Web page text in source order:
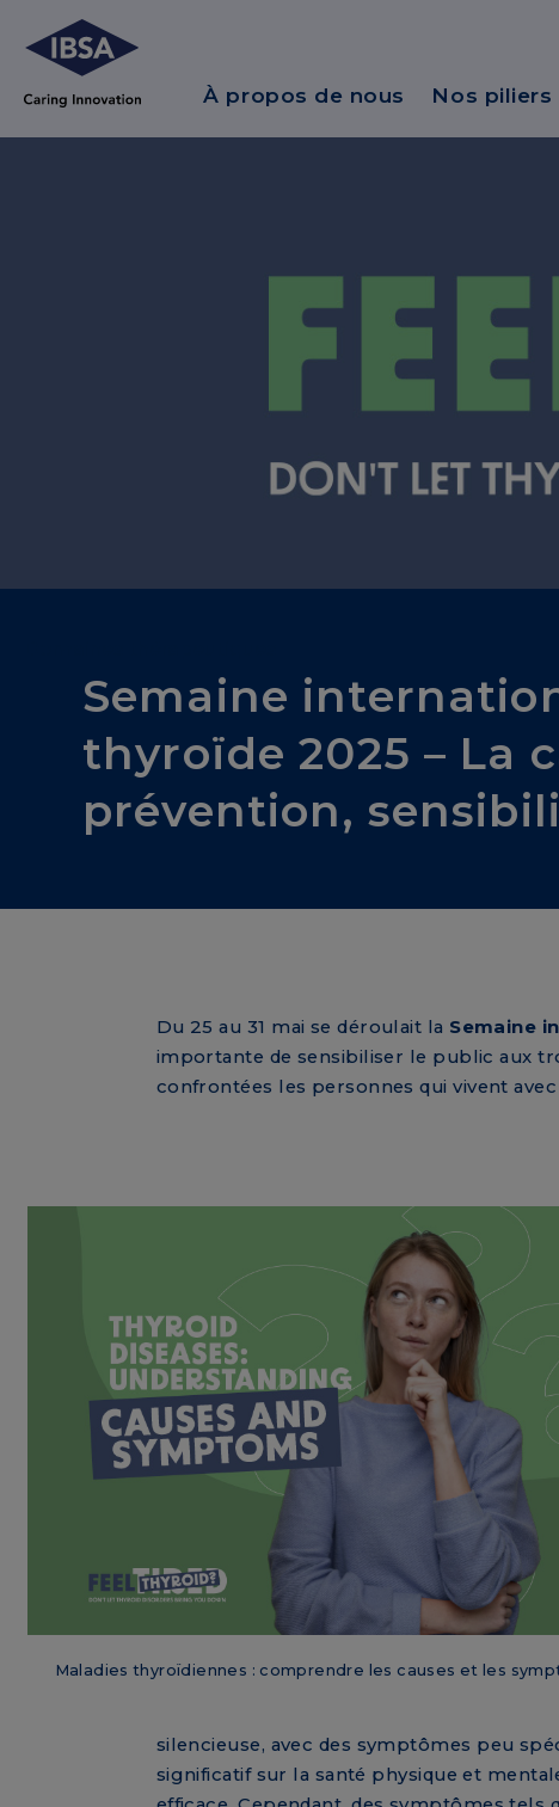
À propos de nous Nos piliers
Semaine
thyroïde 2025 – La
prévention,
Du 25 au 31 mai se déroulait la Semaine
importante de sensibiliser le public aux
confrontées les personnes qui vivent
Maladies thyroïdiennes : comprendre les causes et les
silencieuse, avec des symptômes peu
significatif sur la santé physique et